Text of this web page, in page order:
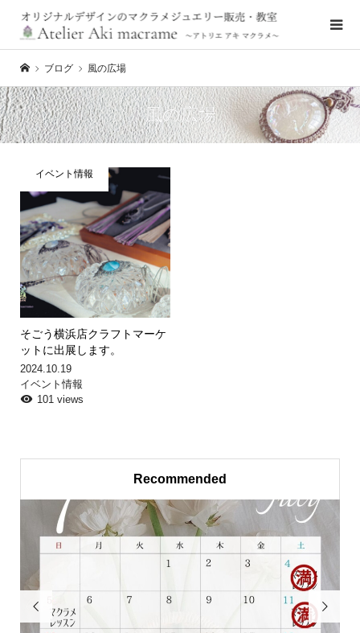
ブログ 風の広場
風の広場
イベント情報
そごう横浜店クラフトマーケ
ットに出展します。
2024.10.19
イベント情報
101 views
Recommended
 